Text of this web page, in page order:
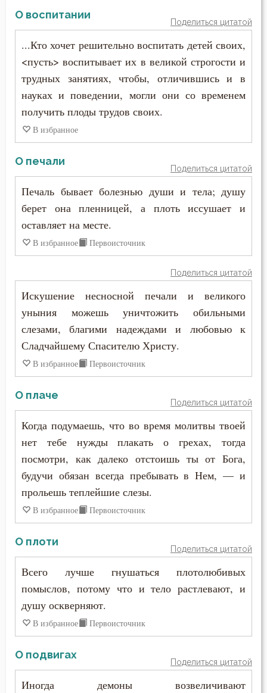
О воспитании
Поделиться цитатой
...Кто хочет решительно воспитать детей своих,
<пусть> воспитывает их в великой строгости и
трудных занятиях, чтобы, отличившись и в
науках и поведении, могли они со временем
получить плоды трудов своих.
В избранное
О печали
Поделиться цитатой
Печаль бывает болезнью души и тела; душу
берет она пленницей, а плоть иссушает и
оставляет на месте.
В избранное Первоисточник
Поделиться цитатой
Искушение несносной печали и великого
уныния можешь уничтожить обильными
слезами, благими надеждами и любовью к
Сладчайшему Спасителю Христу.
В избранное Первоисточник
О плаче
Поделиться цитатой
Когда подумаешь, что во время молитвы твоей
нет тебе нужды плакать о грехах, тогда
посмотри, как далеко отстоишь ты от Бога,
будучи обязан всегда пребывать в Нем, — и
прольешь теплейшие слезы.
В избранное Первоисточник
О плоти
Поделиться цитатой
Всего лучше гнушаться плотолюбивых
помыслов, потому что и тело растлевают, и
душу оскверняют.
В избранное Первоисточник
О подвигах
Поделиться цитатой
Иногда демоны возвеличивают